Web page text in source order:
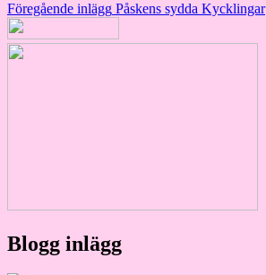
Inläggsnavigering
Föregående inlägg Påskens sydda Kycklingar
Blogg inlägg